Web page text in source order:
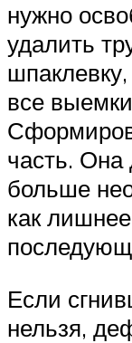
нужно
удалить
все
часть. Она
больше
как
Если
нельзя,